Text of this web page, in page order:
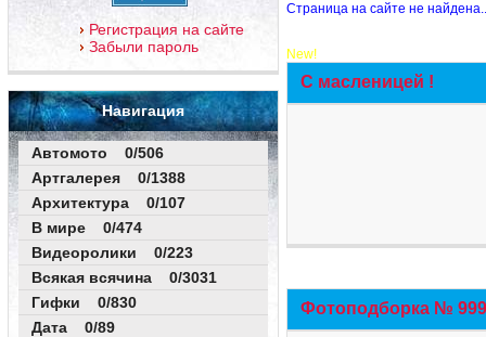
Регистрация на сайте
Забыли пароль
Навигация
Автомото 0/506
Артгалерея 0/1388
Архитектура 0/107
В мире 0/474
Видеоролики 0/223
Всякая всячина 0/3031
Гифки 0/830
Дата 0/89
Страница на сайте не
New!
С масленицей !
Фотоподборка №